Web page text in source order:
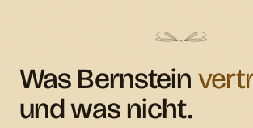
Was Bernstein
und was nicht.